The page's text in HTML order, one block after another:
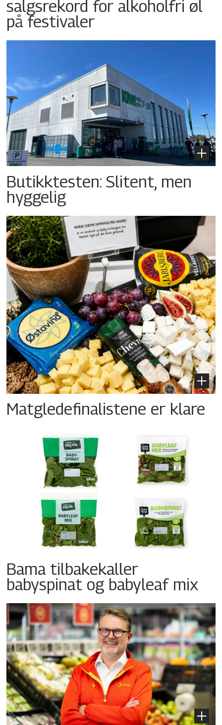
salgsrekord for alkoholfri øl
på festivaler
Butikktesten: Slitent, men
hyggelig
Matgledefinalistene er klare
Bama tilbakekaller
babyspinat og babyleaf mix